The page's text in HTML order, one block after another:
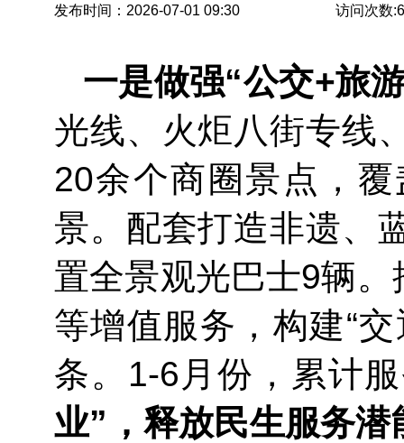
发布时间：2026-07-01 09:30 访问次数:
一是做强“公交+旅
光线、火炬八街专线
20余个商圈景点，
景。配套打造非遗、
置全景观光巴士9辆
等增值服务，构建“
条。1-6月份，累计
业”，释放民生服务潜